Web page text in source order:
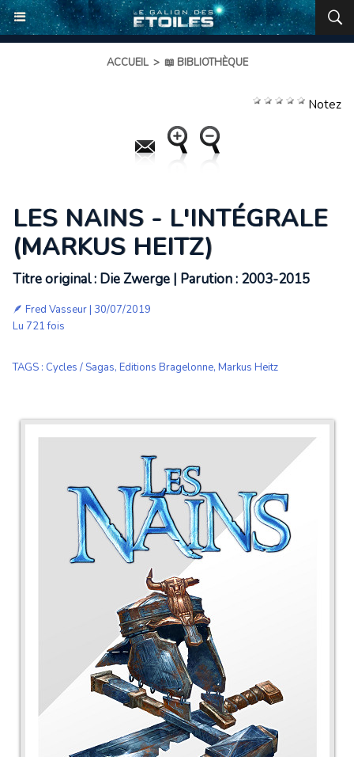
ACCUEIL > 📖 BIBLIOTHÈQUE
Notez
LES NAINS - L'INTÉGRALE
(MARKUS HEITZ)
Titre original : Die Zwerge | Parution : 2003-2015
🪶 Fred Vasseur| 30/07/2019
Lu 721 fois
TAGS : Cycles / Sagas, Editions Bragelonne, Markus Heitz